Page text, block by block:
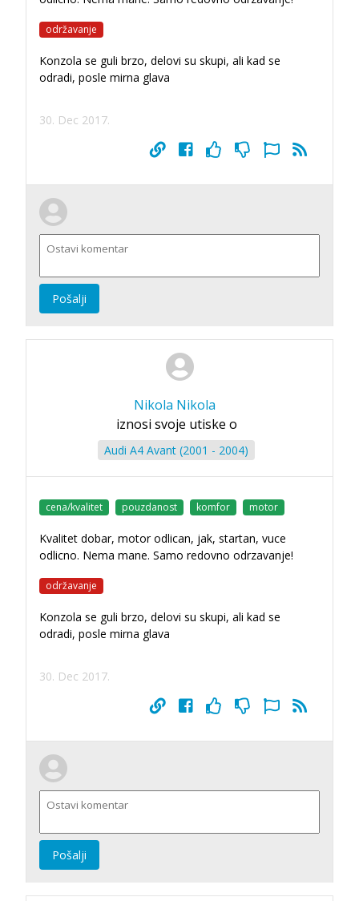
održavanje
Konzola se guli brzo, delovi su skupi, ali kad se
odradi, posle mirna glava
30. Dec 2017.
Pošalji
Nikola Nikola
iznosi svoje utiske o
Audi A4 Avant (2001 - 2004)
cena/kvalitet pouzdanost komfor motor
Kvalitet dobar, motor odlican, jak, startan, vuce
odlicno. Nema mane. Samo redovno odrzavanje!
održavanje
Konzola se guli brzo, delovi su skupi, ali kad se
odradi, posle mirna glava
30. Dec 2017.
Pošalji